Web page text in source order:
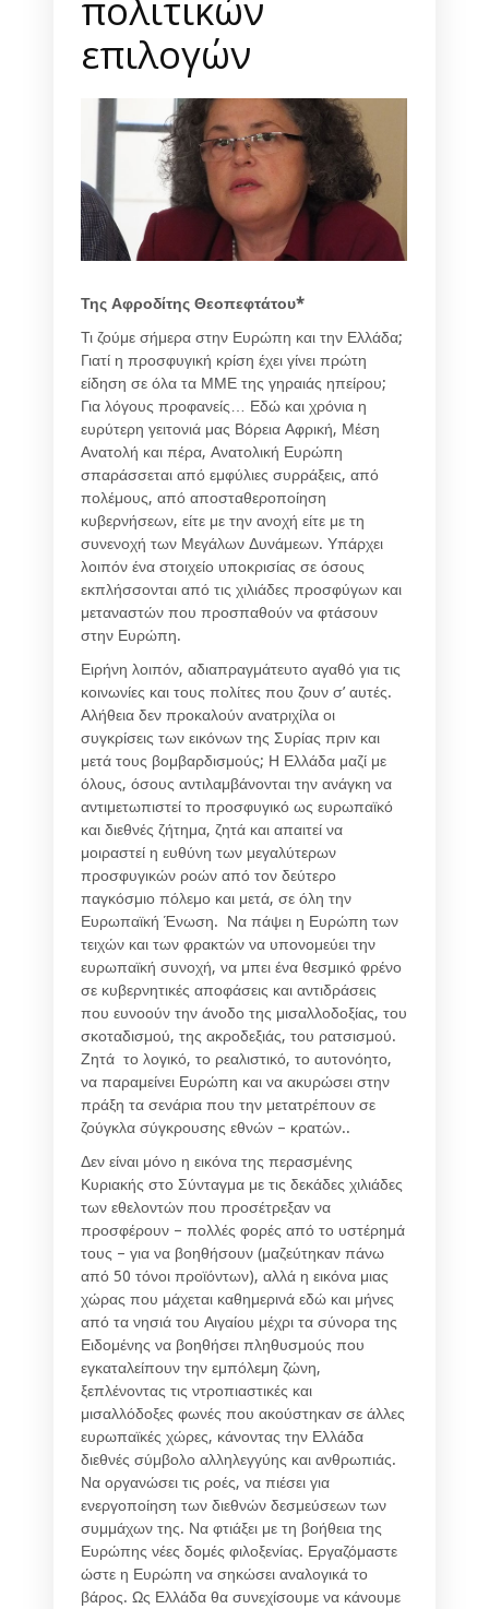
επιλογών
Της Αφροδίτης Θεοπεφτάτου*
Τι ζούμε σήμερα στην Ευρώπη και την Ελλάδα;
Γιατί η προσφυγική κρίση έχει γίνει πρώτη
είδηση σε όλα τα ΜΜΕ της γηραιάς ηπείρου;
Για λόγους προφανείς… Εδώ και χρόνια η
ευρύτερη γειτονιά μας Βόρεια Αφρική, Μέση
Ανατολή και πέρα, Ανατολική Ευρώπη
σπαράσσεται από εμφύλιες συρράξεις, από
πολέμους, από αποσταθεροποίηση
κυβερνήσεων, είτε με την ανοχή είτε με τη
συνενοχή των Μεγάλων Δυνάμεων. Υπάρχει
λοιπόν ένα στοιχείο υποκρισίας σε όσους
εκπλήσσονται από τις χιλιάδες προσφύγων και
μεταναστών που προσπαθούν να φτάσουν
στην Ευρώπη.
Ειρήνη λοιπόν, αδιαπραγμάτευτο αγαθό για τις
κοινωνίες και τους πολίτες που ζουν σ’ αυτές.
Αλήθεια δεν προκαλούν ανατριχίλα οι
συγκρίσεις των εικόνων της Συρίας πριν και
μετά τους βομβαρδισμούς; Η Ελλάδα μαζί με
όλους, όσους αντιλαμβάνονται την ανάγκη να
αντιμετωπιστεί το προσφυγικό ως ευρωπαϊκό
και διεθνές ζήτημα, ζητά και απαιτεί να
μοιραστεί η ευθύνη των μεγαλύτερων
προσφυγικών ροών από τον δεύτερο
παγκόσμιο πόλεμο και μετά, σε όλη την
Ευρωπαϊκή Ένωση. Να πάψει η Ευρώπη των
τειχών και των φρακτών να υπονομεύει την
ευρωπαϊκή συνοχή, να μπει ένα θεσμικό φρένο
σε κυβερνητικές αποφάσεις και αντιδράσεις
που ευνοούν την άνοδο της μισαλλοδοξίας, του
σκοταδισμού, της ακροδεξιάς, του ρατσισμού.
Ζητά το λογικό, το ρεαλιστικό, το αυτονόητο,
να παραμείνει Ευρώπη και να ακυρώσει στην
πράξη τα σενάρια που την μετατρέπουν σε
ζούγκλα σύγκρουσης εθνών – κρατών..
Δεν είναι μόνο η εικόνα της περασμένης
Κυριακής στο Σύνταγμα με τις δεκάδες χιλιάδες
των εθελοντών που προσέτρεξαν να
προσφέρουν – πολλές φορές από το υστέρημά
τους – για να βοηθήσουν (μαζεύτηκαν πάνω
από 50 τόνοι προϊόντων), αλλά η εικόνα μιας
χώρας που μάχεται καθημερινά εδώ και μήνες
από τα νησιά του Αιγαίου μέχρι τα σύνορα της
Ειδομένης να βοηθήσει πληθυσμούς που
εγκαταλείπουν την εμπόλεμη ζώνη,
ξεπλένοντας τις ντροπιαστικές και
μισαλλόδοξες φωνές που ακούστηκαν σε άλλες
ευρωπαϊκές χώρες, κάνοντας την Ελλάδα
διεθνές σύμβολο αλληλεγγύης και ανθρωπιάς.
Να οργανώσει τις ροές, να πιέσει για
ενεργοποίηση των διεθνών δεσμεύσεων των
συμμάχων της. Να φτιάξει με τη βοήθεια της
Ευρώπης νέες δομές φιλοξενίας. Εργαζόμαστε
ώστε η Ευρώπη να σηκώσει αναλογικά το
βάρος. Ως Ελλάδα θα συνεχίσουμε να κάνουμε